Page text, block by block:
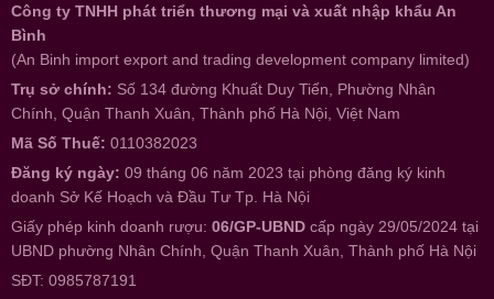
Công ty TNHH phát triển thương mại và xuất nhập khẩu An
Bình
(An Binh import export and trading development company limited)
Trụ sở chính: Số 134 đường Khuất Duy Tiến, Phường Nhân
Chính, Quận Thanh Xuân, Thành phố Hà Nội, Việt Nam
Mã Số Thuế: 0110382023
Đăng ký ngày: 09 tháng 06 năm 2023 tại phòng đăng ký kinh
doanh Sở Kế Hoạch và Đầu Tư Tp. Hà Nội
Giấy phép kinh doanh rượu: 06/GP-UBND cấp ngày 29/05/2024 tại
UBND phường Nhân Chính, Quận Thanh Xuân, Thành phố Hà Nội
SĐT: 0985787191